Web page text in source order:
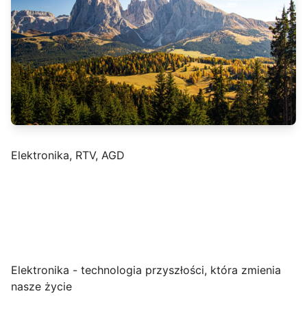
Elektronika, RTV, AGD
Elektronika - technologia przyszłości, która zmienia
nasze życie